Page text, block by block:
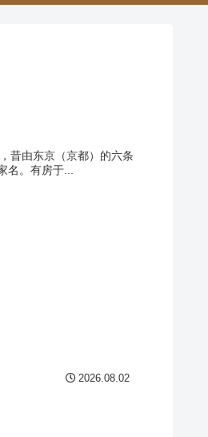
昔由东京（京都）的六条
名。有房于...
2026.08.02